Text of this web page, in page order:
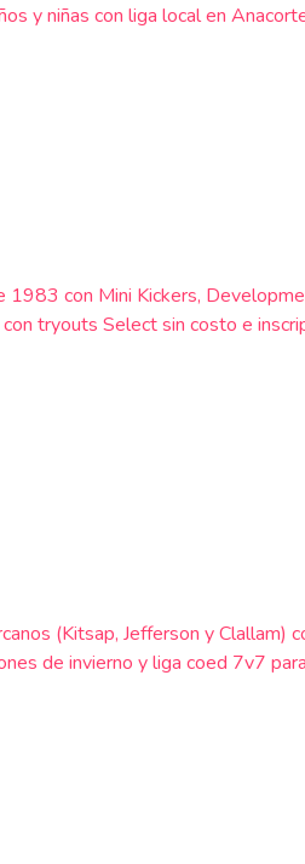
y niñas con liga local en
con Mini Kickers,
tryouts Select sin costo e
(Kitsap, Jefferson y
de invierno y liga coed 7v7